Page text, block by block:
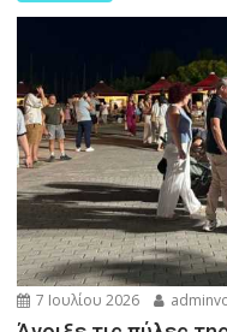
7 Ιουλίου 2026